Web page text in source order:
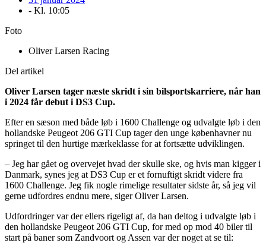
- Kl. 10:05
Foto
Oliver Larsen Racing
Del artikel
Oliver Larsen tager næste skridt i sin bilsportskarriere, når han
i 2024 får debut i DS3 Cup.
Efter en sæson med både løb i 1600 Challenge og udvalgte løb i den
hollandske Peugeot 206 GTI Cup tager den unge københavner nu
springet til den hurtige mærkeklasse for at fortsætte udviklingen.
– Jeg har gået og overvejet hvad der skulle ske, og hvis man kigger i
Danmark, synes jeg at DS3 Cup er et fornuftigt skridt videre fra
1600 Challenge. Jeg fik nogle rimelige resultater sidste år, så jeg vil
gerne udfordres endnu mere, siger Oliver Larsen.
Udfordringer var der ellers rigeligt af, da han deltog i udvalgte løb i
den hollandske Peugeot 206 GTI Cup, for med op mod 40 biler til
start på baner som Zandvoort og Assen var der noget at se til: